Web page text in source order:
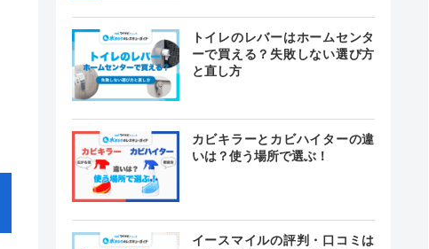
トイレのレバーはホームセンタ
ーで買える？失敗しない選び方
と直し方
カビキラーとカビハイターの違
いは？使う場所で選ぶ！
イースマイルの評判・口コミは